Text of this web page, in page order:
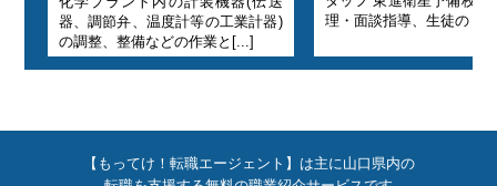
器、調節弁、温度計等の工業計器)
の調整、整備などの作業と[...]
理・面談指導、生徒の カ
【もってけ！転職エージェント】は主に山口県内の